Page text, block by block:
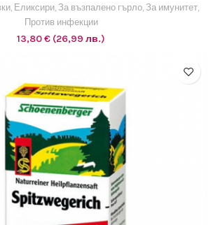
, Еликсири, За възпалено гърло, За имунитет,
Против инфекции
13,80€ (26,99 лв.)